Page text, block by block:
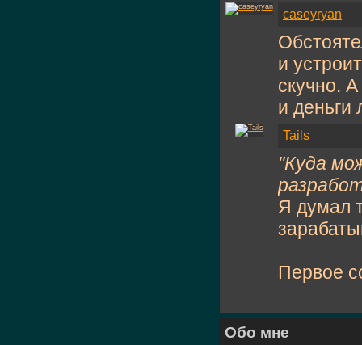
caseyryan
и
скучно.
и
Tails
"Куда
Я думал
Первое
Обо мне